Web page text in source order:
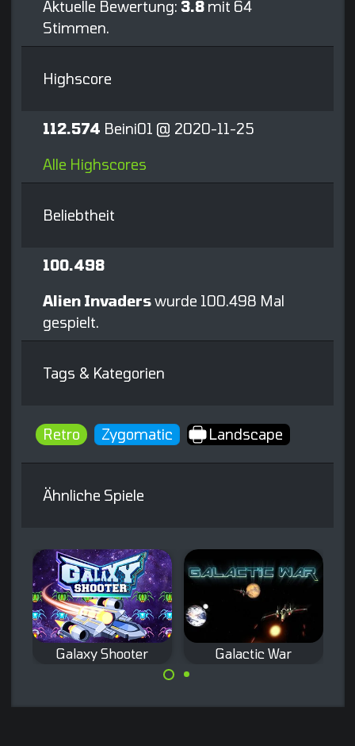
Aktuelle Bewertung: 3.8 mit 64
Stimmen.
Highscore
112.574 Beini01 @ 2020-11-25
Alle Highscores
Beliebtheit
100.498
Alien Invaderswurde 100.498 Mal
gespielt.
Tags & Kategorien
Retro Zygomatic Landscape
Ähnliche Spiele
Galaxy Shooter Galactic War